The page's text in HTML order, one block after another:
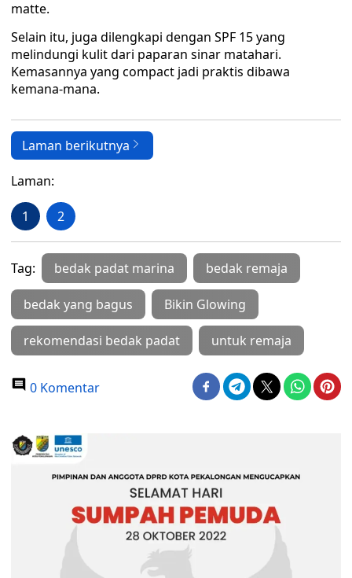
matte.
Selain itu, juga dilengkapi dengan SPF 15 yang
melindungi kulit dari paparan sinar matahari.
Kemasannya yang compact jadi praktis dibawa
kemana-mana.
Laman berikutnya
Laman:
1 2
Tag: bedak padat marina bedak remaja
bedak yang bagus Bikin Glowing
rekomendasi bedak padat untuk remaja
0 Komentar